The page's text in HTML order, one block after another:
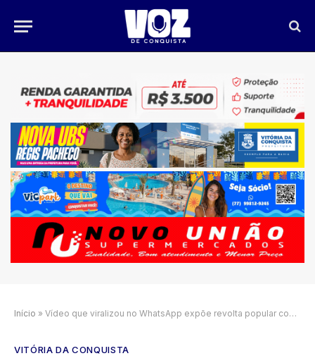
Início » Vídeo que viralizou no WhatsApp expõe revolta popular contra multas da Zona Azul em Vitória da Conquista
VITÓRIA DA CONQUISTA